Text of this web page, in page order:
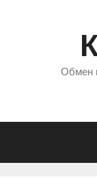
Обмен